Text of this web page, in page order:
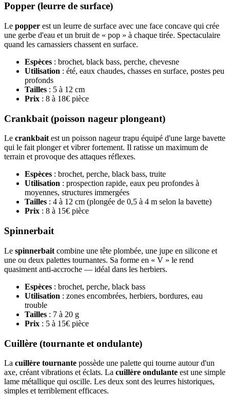
Popper (leurre de surface)
Le popper est un leurre de surface avec une face concave qui crée
une gerbe d'eau et un bruit de « pop » à chaque tirée. Spectaculaire
quand les carnassiers chassent en surface.
Espèces : brochet, black bass, perche, chevesne
Utilisation : été, eaux chaudes, chasses en surface, postes peu
profonds
Tailles : 5 à 12 cm
Prix : 8 à 18€ pièce
Crankbait (poisson nageur plongeant)
Le crankbait est un poisson nageur trapu équipé d'une large bavette
qui le fait plonger et vibrer fortement. Il ratisse un maximum de
terrain et provoque des attaques réflexes.
Espèces : brochet, perche, black bass, truite
Utilisation : prospection rapide, eaux peu profondes à
moyennes, structures immergées
Tailles : 4 à 12 cm (plongée de 0,5 à 4 m selon la bavette)
Prix : 8 à 15€ pièce
Spinnerbait
Le spinnerbait combine une tête plombée, une jupe en silicone et
une ou deux palettes tournantes. Sa forme en « V » le rend
quasiment anti-accroche — idéal dans les herbiers.
Espèces : brochet, perche, black bass
Utilisation : zones encombrées, herbiers, bordures, eau
trouble
Tailles : 7 à 20 g
Prix : 5 à 15€ pièce
Cuillère (tournante et ondulante)
La cuillère tournante possède une palette qui tourne autour d'un
axe, créant vibrations et éclats. La cuillère ondulante est une simple
lame métallique qui oscille. Les deux sont des leurres historiques,
simples et terriblement efficaces.